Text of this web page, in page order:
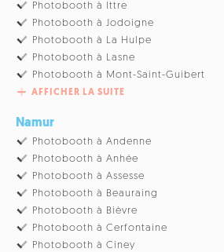
Photobooth à Ittre
Photobooth à Jodoigne
Photobooth à La Hulpe
Photobooth à Lasne
Photobooth à Mont-Saint-Guibert
AFFICHER LA SUITE
Namur
Photobooth à Andenne
Photobooth à Anhée
Photobooth à Assesse
Photobooth à Beauraing
Photobooth à Bièvre
Photobooth à Cerfontaine
Photobooth à Ciney